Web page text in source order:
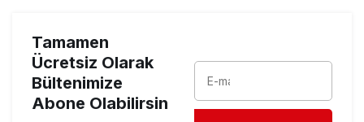
Tamamen
Ücretsiz Olarak
Bültenimize
Abone Olabilirsin